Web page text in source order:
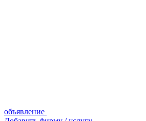
объявление